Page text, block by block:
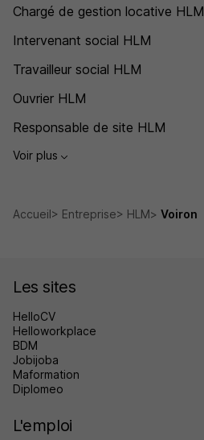
Chargé de gestion locative HLM
Intervenant social HLM
Travailleur social HLM
Ouvrier HLM
Responsable de site HLM
Voir plus
Accueil Entreprise HLM Voiron
Les sites
HelloCV
Helloworkplace
BDM
Jobijoba
Maformation
Diplomeo
L'emploi